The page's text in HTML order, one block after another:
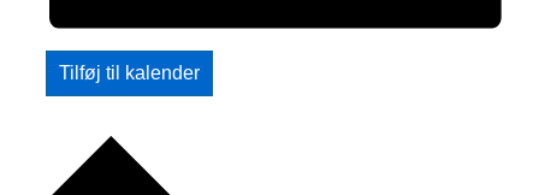
Tilføj til kalender